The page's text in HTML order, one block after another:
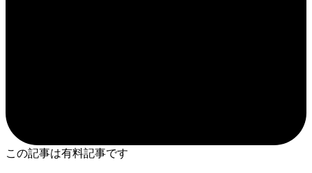
この記事は有料記事です